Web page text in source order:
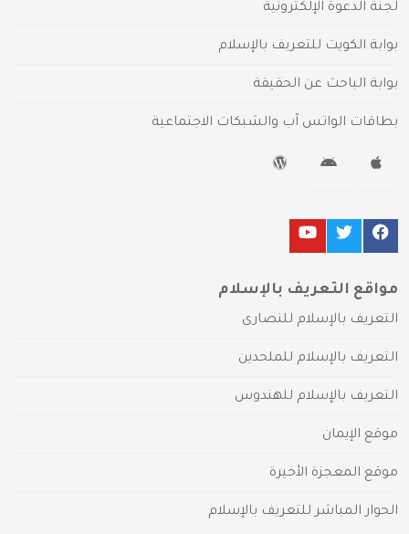
لجنة الدعوة الإلكترونية
بوابة الكويت للتعريف بالإسلام
بوابة الباحث عن الحقيقة
بطاقات الواتس آب والشبكات الاجتماعية
مواقع التعريف بالإسلام
التعريف بالإسلام للنصارى
التعريف بالإسلام للملحدين
التعريف بالإسلام للهندوس
موقع الإيمان
موقع المعجزة الأخيرة
الحوار المباشر للتعريف بالإسلام